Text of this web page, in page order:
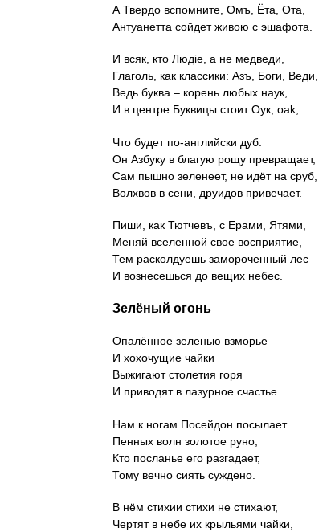
А Твердо вспомните, Омъ, Ёта, Ота,
Антуанетта сойдет живою с эшафота.
И всяк, кто Людie, a не медведи,
Глаголь, как классики: Азъ, Боги, Веди,
Ведь буква ‒ корень любых наук,
И в центре Буквицы стоит Оук, оаk,
Что будет по-английски дуб.
Он Азбуку в благую рощу превращает,
Сам пышно зеленеет, не идёт на сруб,
Волхвов в сени, друидов привечает.
Пиши, как Тютчевъ, с Ерами, Ятями,
Меняй вселенной свое восприятие,
Тем расколдуешь замороченный лес
И вознесешься до вещих небес.
Зелёный огонь
Опалённое зеленью взморье
И хохочущие чайки
Выжигают столетия горя
И приводят в лазурное счастье.
Нам к ногам Посейдон посылает
Пенных волн золотое руно,
Кто посланье его разгадает,
Тому вечно сиять суждено.
В нём стихии стихи не стихают,
Чертят в небе их крыльями чайки,